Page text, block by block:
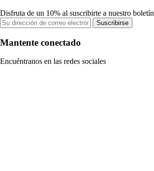
Disfruta de un 10% al suscribirte a nuestro boletín
Suscribirse
Mantente conectado
Encuéntranos en las redes sociales